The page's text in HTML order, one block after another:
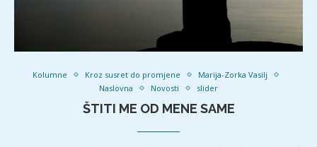
Kolumne Kroz susret do promjene
Marija-Zorka Vasilj
Naslovna
Novosti slider
ŠTITI ME OD MENE SAME